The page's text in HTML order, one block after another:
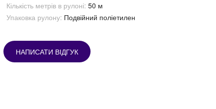
Кількість метрів в рулоні: 50 м
Упаковка рулону: Подвійний поліетилен
НАПИСАТИ ВІДГУК